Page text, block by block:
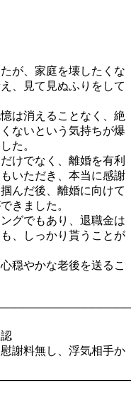
が、家庭を壊したくな
、見て見ぬふりをして
は消えることなく、絶
ないという気持ちが爆
た。
けでなく、離婚を有利
いただき、本当に感謝
んだ後、離婚に向けて
きました。
グでもあり、退職金は
、しっかり貰うことが
穏やかな老後を送るこ
謝料無し、浮気相手か